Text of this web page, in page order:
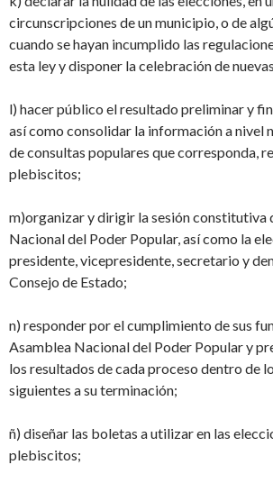
circunscripciones de un municipio, o de
cuando se hayan incumplido las
esta ley y disponer la celebración de
l) hacer público el resultado preliminar y
así como consolidar la información a nivel
de consultas populares que corresponda,
plebiscitos;
m)organizar y dirigir la sesión constitutiva
Nacional del Poder Popular, así como la
presidente, vicepresidente, secretario y
Consejo de Estado;
n) responder por el cumplimiento de sus
Asamblea Nacional del Poder Popular y
los resultados de cada proceso dentro de
siguientes a su terminación;
ñ) diseñar las boletas a utilizar en las
plebiscitos;